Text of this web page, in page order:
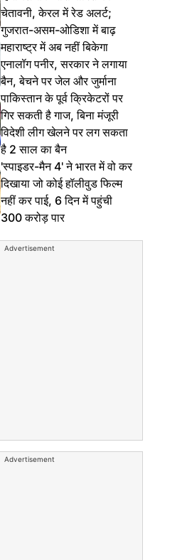
चेतावनी, केरल में रेड अलर्ट;
गुजरात-असम-ओडिशा में बाढ़
महाराष्ट्र में अब नहीं बिकेगा
एनालॉग पनीर, सरकार ने लगाया
बैन, बेचने पर जेल और जुर्माना
पाकिस्तान के पूर्व क्रिकेटरों पर
गिर सकती है गाज, बिना मंजूरी
विदेशी लीग खेलने पर लग सकता
है 2 साल का बैन
'स्पाइडर-मैन 4' ने भारत में वो कर
दिखाया जो कोई हॉलीवुड फिल्म
नहीं कर पाई, 6 दिन में पहुंची
300 करोड़ पार
Advertisement
Advertisement